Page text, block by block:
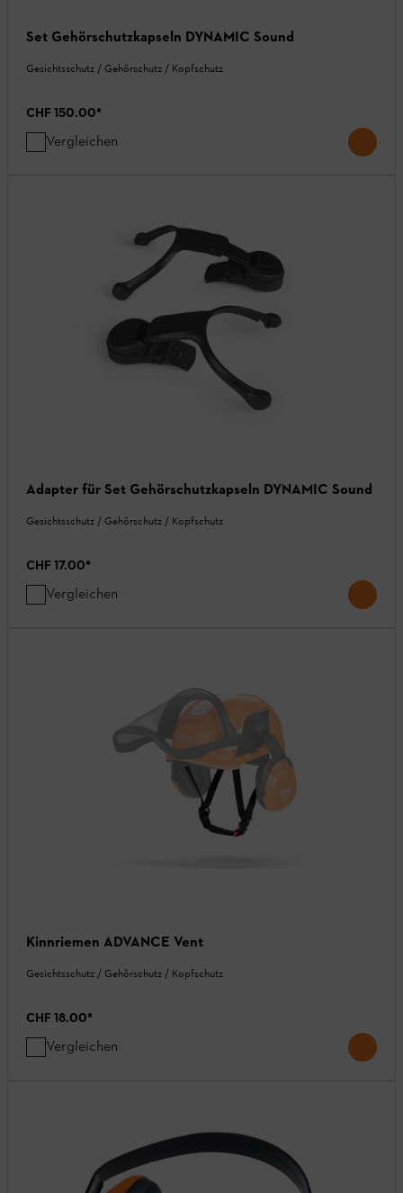
Set Gehörschutzkapseln DYNAMIC Sound
Gesichtsschutz / Gehörschutz / Kopfschutz
CHF 150.00*
Vergleichen
Adapter für Set Gehörschutzkapseln DYNAMIC Sound
Gesichtsschutz / Gehörschutz / Kopfschutz
CHF 17.00*
Vergleichen
Kinnriemen ADVANCE Vent
Gesichtsschutz / Gehörschutz / Kopfschutz
CHF 18.00*
Vergleichen